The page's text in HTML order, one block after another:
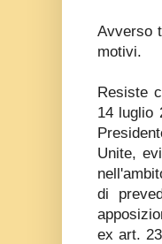
Avverso
motivi.
Resiste
14 luglio
Unite,
di
ex art.